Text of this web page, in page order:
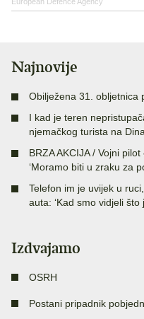
Najnovije
Obilježena 31. obljetnica
I kad je teren
njemačkog turista na
BRZA AKCIJA / Vojni
‘Moramo biti u zraku za
Telefon im je uvijek u
auta: ‘Kad smo vidjeli
Izdvajamo
OSRH
Postani pripadnik